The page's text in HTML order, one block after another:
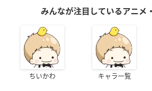
みんなが注目しているアニメ
ちいかわ キャラ一覧